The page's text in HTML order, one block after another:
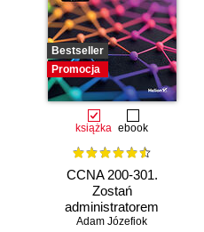
Bestseller
Promocja
książka ebook
CCNA 200-301.
Zostań
administratorem
sieci
Adam Józefiok